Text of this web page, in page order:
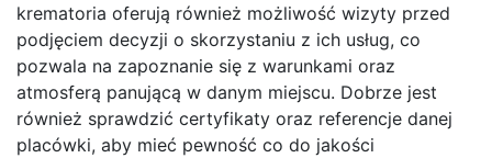
krematoria oferują również możliwość wizyty przed
podjęciem decyzji o skorzystaniu z ich usług, co
pozwala na zapoznanie się z warunkami oraz
atmosferą panującą w danym miejscu. Dobrze jest
również sprawdzić certyfikaty oraz referencje danej
placówki, aby mieć pewność co do jakości